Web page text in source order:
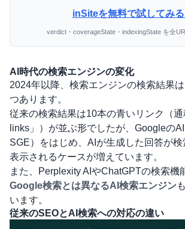
inSiteを無料で試してみ
verdict・coverageState・indexingState を全
AI時代の検索エンジンの変化
2024年以降、検索エンジンの検索結果
つあります。
従来の検索結果は10本の青いリンク（
links」）が並ぶ形でしたが、Googleの
SGE）をはじめ、AIが生成した回答が検
表示されるケースが増えています。
また、Perplexity AIやChatGPTの検索機
Google検索とは異なるAI検索エンジン
います。
従来のSEOとAI検索への対応の違い